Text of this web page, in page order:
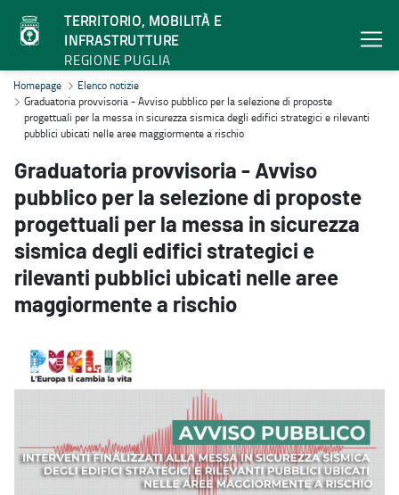
TERRITORIO, MOBILITÀ E
INFRASTRUTTURE
REGIONE PUGLIA
Graduatoria provvisoria - Avviso pubblico per la selezione di
Homepage
Elenco notizie
Graduatoria provvisoria - Avviso pubblico per la selezione di proposte
progettuali per la messa in sicurezza sismica degli edifici strategici e rilevanti
pubblici ubicati nelle aree maggiormente a rischio
Graduatoria provvisoria - Avviso
pubblico per la selezione di proposte
progettuali per la messa in sicurezza
sismica degli edifici strategici e
rilevanti pubblici ubicati nelle aree
maggiormente a rischio